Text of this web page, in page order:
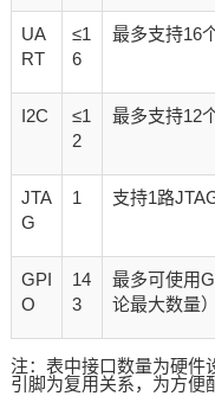
UA
RT
≤1
6
最多支持16
I2C
≤1
2
最多支持12
JTA
G
1 支持1路
GPI
O
14
3
最多可使用
论最大数量）
注：表中接口数量为硬件
引脚为复用关系，为方便